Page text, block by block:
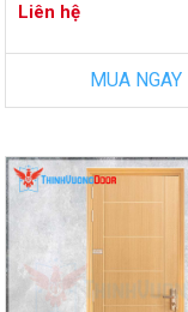
Liên hệ
MUA NGAY